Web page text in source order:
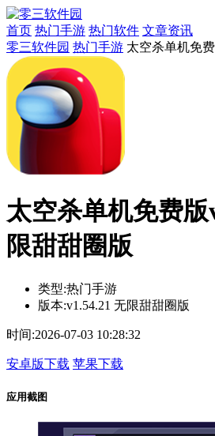
首页 热门手游 热门软件 文章资讯
零三软件园 热门手游 太空杀单机免
太空杀单机免费版
限甜甜圈版
类型:热门手游
版本:v1.54.21 无限甜甜圈版
时间:2026-07-03 10:28:32
安卓版下载 苹果下载
应用截图